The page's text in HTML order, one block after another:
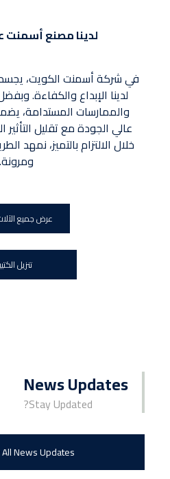
لدينا مصنع أسمنت
في شركة أسمنت الكويت،
لدينا الإبداع والكفاءة.
والممارسات المستدامة،
عالي الجودة مع تقليل
خلال الالتزام بالتميز، نمهد
ومرونة.
عرض جميع
تنزيل
News Updates
Stay Updated?
News Updates